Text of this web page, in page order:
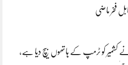
فخر ماضی
کشمیر کو ٹرمپ کے ہاتھوں بیچ دیا ہے،